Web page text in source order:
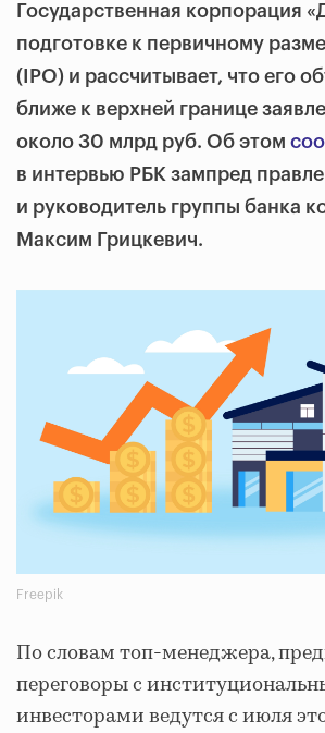
Государственная корпорация
подготовке к первичному
(IPO) и рассчитывает, что его
ближе к верхней границе
около 30 млрд руб. Об этом
в интервью РБК зампред
и руководитель группы банка
Максим Грицкевич.
Freepik
По словам топ-менеджера,
переговоры с
инвесторами ведутся с июля